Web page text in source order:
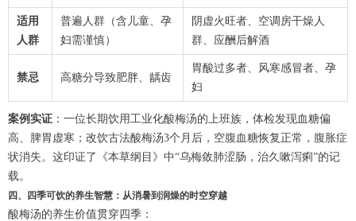
适用
人群
普遍人群（含儿童、孕
妇需谨慎）
阴虚火旺者、空调房干燥人
群、应酬后解酒
禁忌 高糖分导致肥胖、龋齿
胃酸过多者、风寒感冒者、孕
妇
案例实证 ：一位长期饮用工业化酸梅汤的上班族，体检发现血糖偏
高、脾胃虚寒；改饮古法酸梅汤3个月后，空腹血糖恢复正常，腹胀症
状消失。这印证了《本草纲目》中“乌梅敛肺涩肠，治久嗽泻痢”的记
载。
四、四季可饮的养生智慧：从消暑到润燥的时空穿越
酸梅汤的养生价值贯穿四季：